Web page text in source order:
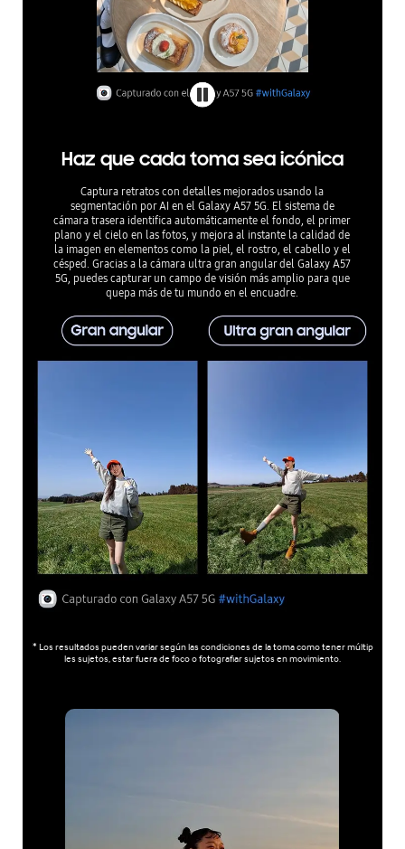
Haz que cada toma sea icónica
Captura retratos con detalles mejorados usando la
segmentación por AI en el Galaxy A57 5G. El sistema de
cámara trasera identifica automáticamente el fondo, el primer
plano y el cielo en las fotos, y mejora al instante la calidad de
la imagen en elementos como la piel, el rostro, el cabello y el
césped. Gracias a la cámara ultra gran angular del Galaxy A57
5G, puedes capturar un campo de visión más amplio para que
quepa más de tu mundo en el encuadre.
* Los resultados pueden variar según las condiciones de la toma como tener múltip
les sujetos, estar fuera de foco o fotografiar sujetos en movimiento.